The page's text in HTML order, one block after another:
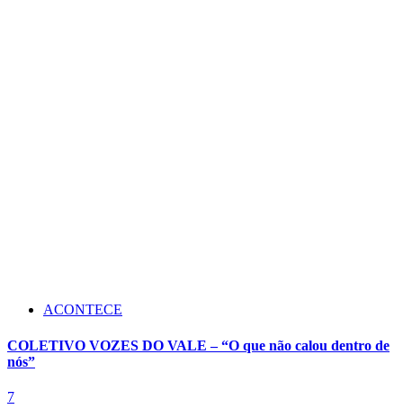
ACONTECE
COLETIVO VOZES DO VALE – “O que não calou dentro de
nós”
7